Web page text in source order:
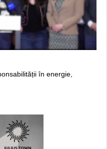
în energie,